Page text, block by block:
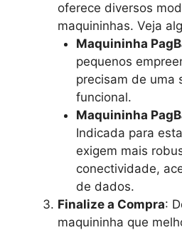
oferece diversos
maquininhas. Veja
Maquininha
pequenos
precisam de uma
funcional.
Maquininha
Indicada para
exigem mais
conectividade,
de dados.
Finalize a Compra:
maquininha que